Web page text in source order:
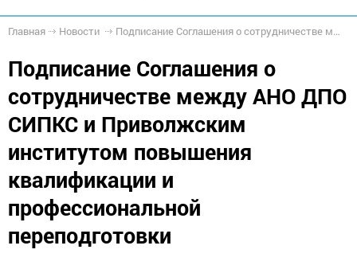
Главная Новости Подписание Соглашения о сотрудничестве между АНО ДПО СИПКС и Приволжским институтом повышения квалификации и профессиональной переподготовки
Подписание Соглашения о
сотрудничестве между АНО ДПО
СИПКС и Приволжским
институтом повышения
квалификации и
профессиональной
переподготовки